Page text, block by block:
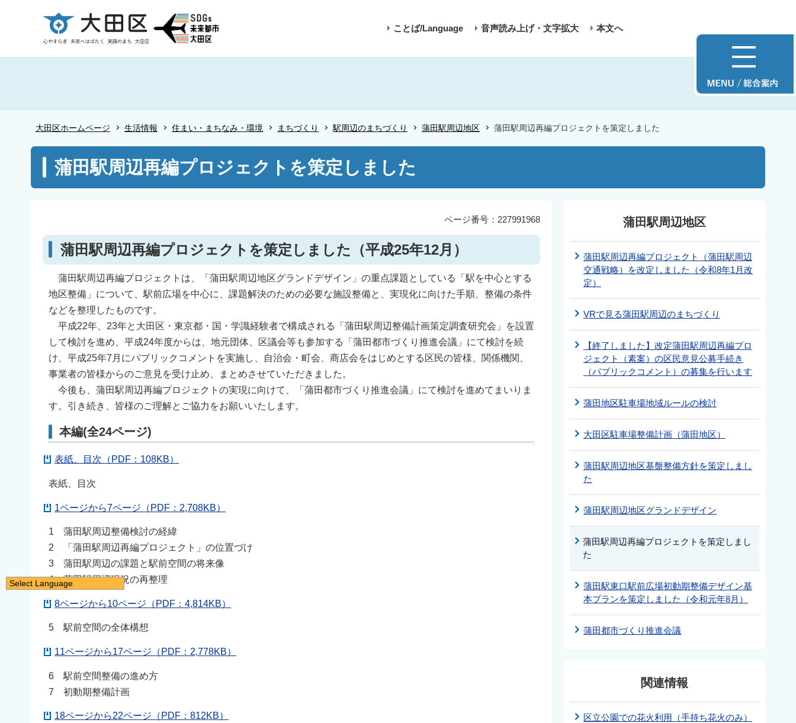
ー
ことば/Language 音声読み上げ・文字拡大 本文へ
大田区ホームページ 生活情報 住まい・まちなみ・環境 まちづくり 駅周辺のまちづくり 蒲田駅周辺地区 蒲田駅周辺再編プロジェクトを策定しました
こ
蒲田駅周辺再編プロジェクトを策定しました
ページ番号：227991968
蒲田駅周辺再編プロジェクトを策定しました（平成25年12月）
蒲田駅周辺再編プロジェクトは、「蒲田駅周辺地区グランドデザイン」の重点課題としている「駅を中心とする
地区整備」について、駅前広場を中心に、課題解決のための必要な施設整備と、実現化に向けた手順、整備の条件
などを整理したものです。
平成22年、23年と大田区・東京都・国・学識経験者で構成される「蒲田駅周辺整備計画策定調査研究会」を設置
して検討を進め、平成24年度からは、地元団体、区議会等も参加する「蒲田都市づくり推進会議」にて検討を続
け、平成25年7月にパブリックコメントを実施し、自治会・町会、商店会をはじめとする区民の皆様、関係機関、
事業者の皆様からのご意見を受け止め、まとめさせていただきました。
今後も、蒲田駅周辺再編プロジェクトの実現に向けて、「蒲田都市づくり推進会議」にて検討を進めてまいりま
す。引き続き、皆様のご理解とご協力をお願いいたします。
本編(全24ページ)
表紙、目次（PDF：108KB）
表紙、目次
1ページから7ページ（PDF：2,708KB）
1 蒲田駅周辺整備検討の経緯
2 「蒲田駅周辺再編プロジェクト」の位置づけ
3 蒲田駅周辺の課題と駅前空間の将来像
4 蒲田駅周辺現況の再整理
8ページから10ページ（PDF：4,814KB）
5 駅前空間の全体構想
11ページから17ページ（PDF：2,778KB）
6 駅前空間整備の進め方
7 初動期整備計画
18ページから22ページ（PDF：812KB）
蒲田駅周辺地区
蒲田駅周辺再編プロジェクト（蒲田駅周辺
交通戦略）を改定しました（令和8年1月改
定）
VRで見る蒲田駅周辺のまちづくり
【終了しました】改定蒲田駅周辺再編プロ
ジェクト（素案）の区民意見公募手続き
（パブリックコメント）の募集を行います
蒲田地区駐車場地域ルールの検討
大田区駐車場整備計画（蒲田地区）
蒲田駅周辺地区基盤整備方針を策定しまし
た
蒲田駅周辺地区グランドデザイン
蒲田駅周辺再編プロジェクトを策定しまし
た
蒲田駅東口駅前広場初動期整備デザイン基
本プランを策定しました（令和元年8月）
蒲田都市づくり推進会議
関連情報
区立公園での花火利用（手持ち花火のみ）
Select Language
繁體中文